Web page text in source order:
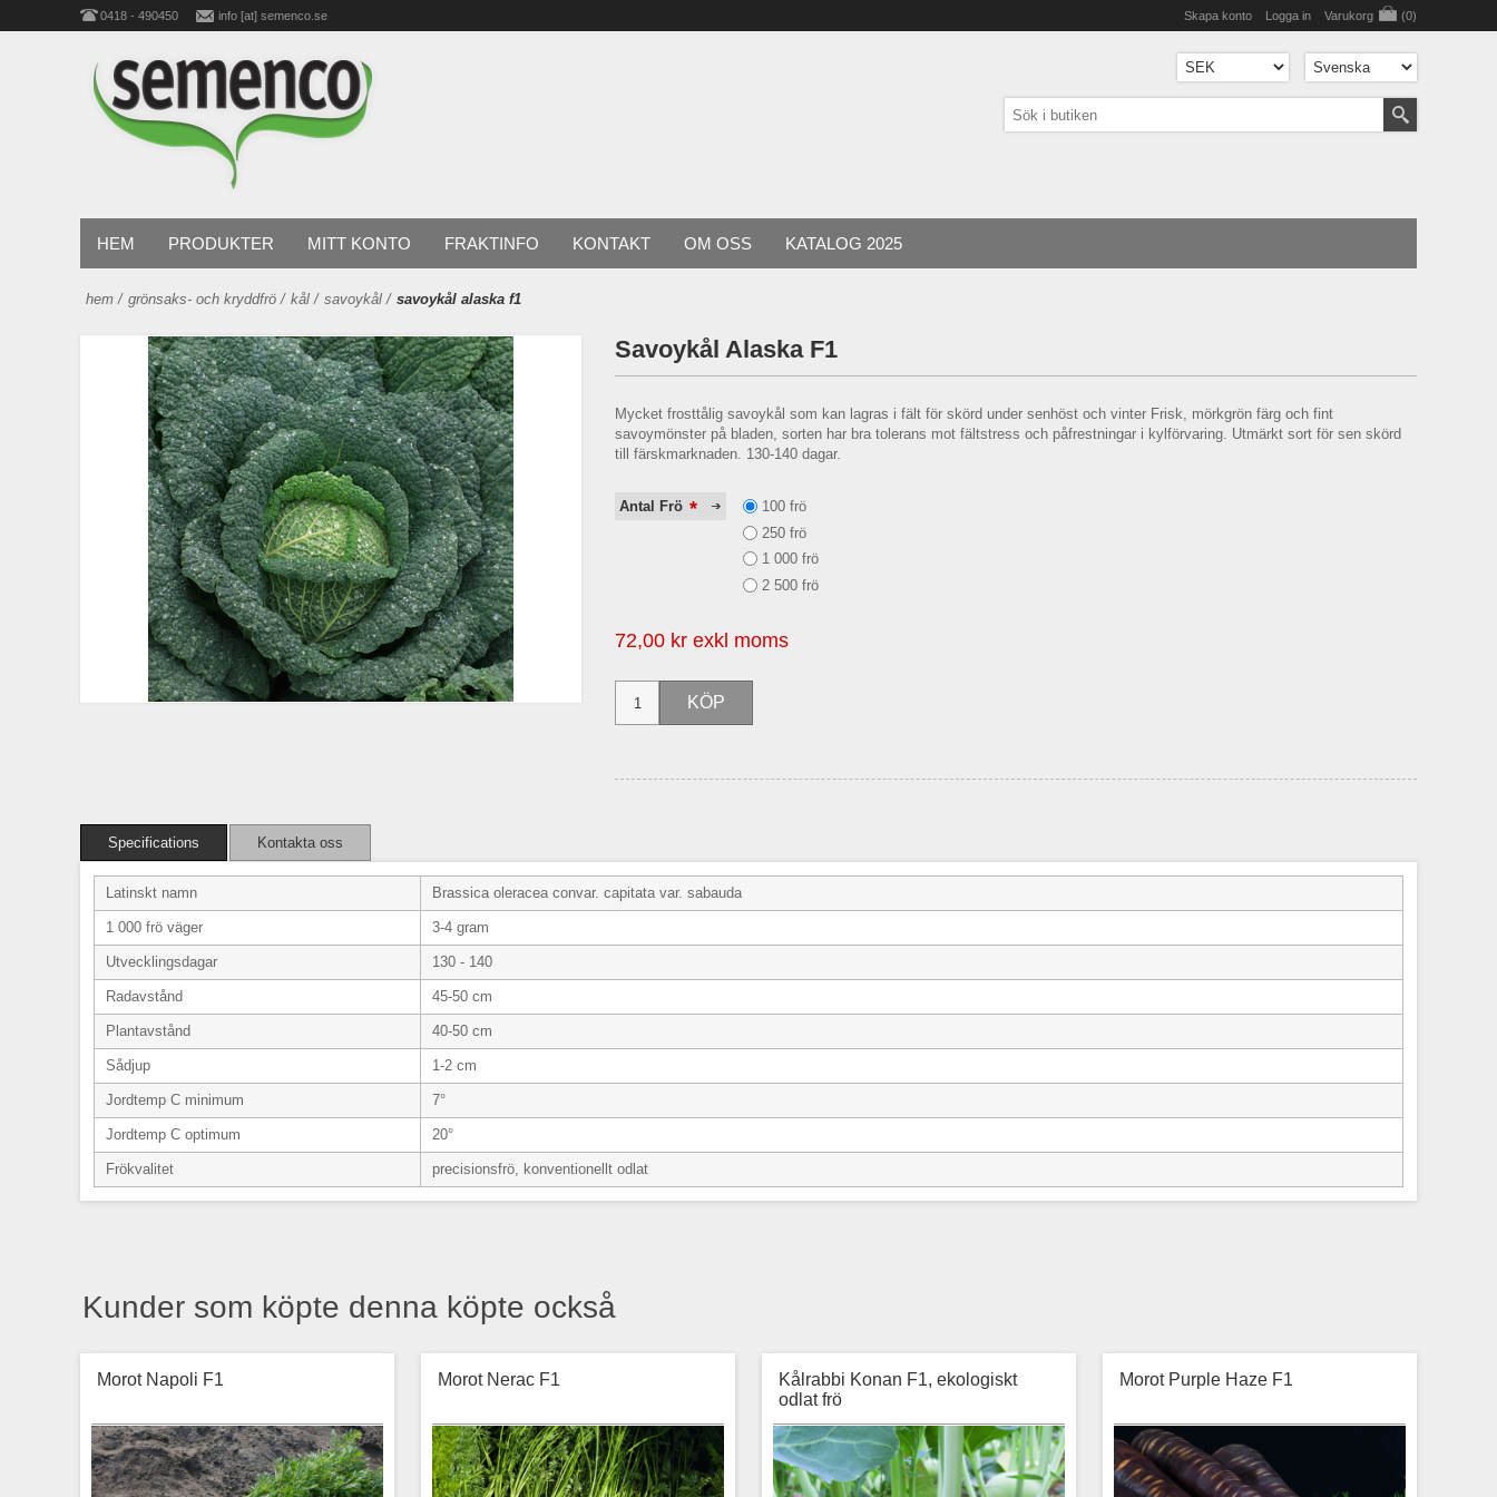
0418 - 490450 info [at] semenco.se Skapa konto Logga in Varukorg (0)
HEM PRODUKTER MITT KONTO FRAKTINFO KONTAKT OM OSS KATALOG 2025
hem / grönsaks- och kryddfrö / kål / savoykål / savoykål alaska f1
Savoykål Alaska F1
Mycket frosttålig savoykål som kan lagras i fält för skörd under senhöst och vinter Frisk, mörkgrön färg och fint
savoymönster på bladen, sorten har bra tolerans mot fältstress och påfrestningar i kylförvaring. Utmärkt sort för sen skörd
till färskmarknaden. 130-140 dagar.
Antal Frö *
100 frö
250 frö
1 000 frö
2 500 frö
72,00 kr exkl moms
Specifications Kontakta oss
Latinskt namn Brassica oleracea convar. capitata var. sabauda
1 000 frö väger 3-4 gram
Utvecklingsdagar 130 - 140
Radavstånd 45-50 cm
Plantavstånd 40-50 cm
Sådjup 1-2 cm
Jordtemp C minimum 7°
Jordtemp C optimum 20°
Frökvalitet precisionsfrö, konventionellt odlat
Kunder som köpte denna köpte också
Morot Napoli F1 Morot Nerac F1
Kålrabbi Konan F1, ekologiskt
odlat frö
Morot Purple Haze F1